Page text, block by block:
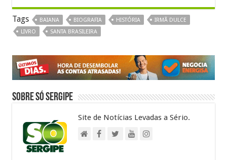
at
sA
p
p
e
b
o
o
k
ai
l
e
gr
m
ar
e
Tags BAIANA BIOGRAFIA HISTÓRIA
IRMÃ DULCE
LIVRO
SANTA BRASILEIRA
Sobre Só Sergipe
Site de Notícias Levadas a Sério.